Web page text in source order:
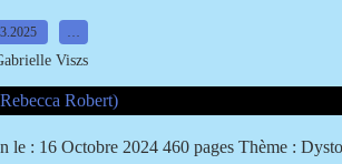
…
Viszs
le : 16 Octobre 2024 460 pages Thème :